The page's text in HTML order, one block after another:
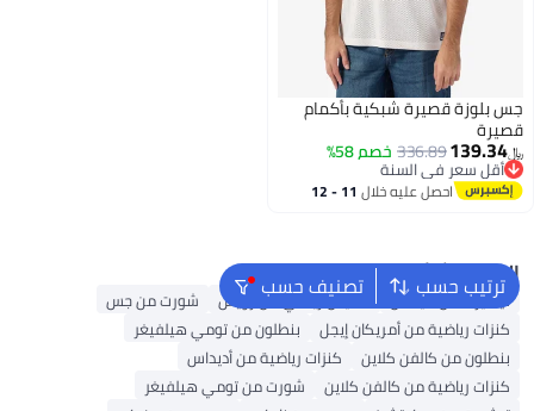
جس بلوزة قصيرة شبكية بأكمام
قصيرة
﷼‏139.34
336.89خصم 58%
أقل سعر في السنة
أقل سعر في السنة
احصل عليه خلال 11 - 12
ترتيب حسب تصنيف حسب البحث الشائع
تيشيرت من أديداس قميص رياضي من رويس
شورت من جس
كنزات رياضية من أمريكان إيجل
بنطلون من تومي هيلفيغر
بنطلون من كالفن كلاين
كنزات رياضية من أديداس
كنزات رياضية من كالفن كلاين
شورت من تومي هيلفيغر